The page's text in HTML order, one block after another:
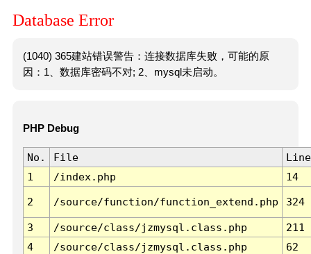
Database Error
(1040) 365建站错误警告：连接数据库失败，可能的原
因：1、数据库密码不对; 2、mysql未启动。
PHP Debug
No. File
Line
1
/index.php 14
2 /source/function/function_extend.php 324
3 /source/class/jzmysql.class.php
211
4
/source/class/jzmysql.class.php
62